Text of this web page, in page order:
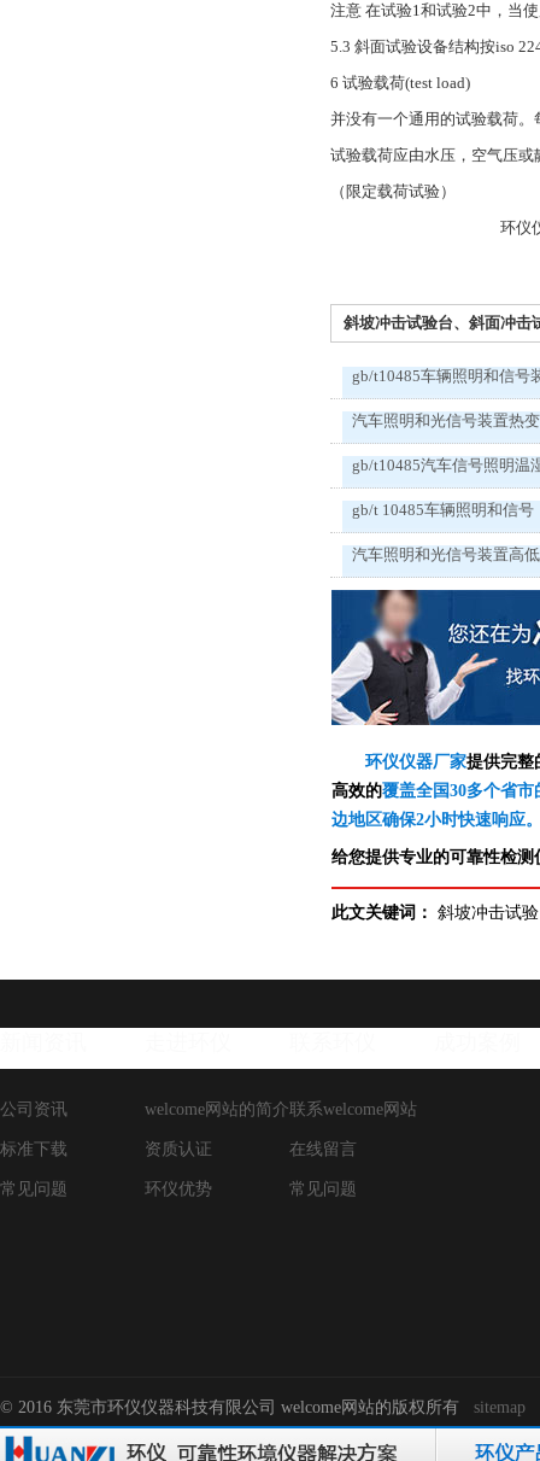
注意 在试验1和试验2中，当
5.3 斜面试验设备结构按iso
6 试验载荷(test load)
并没有一个通用的试验载荷
试验载荷应由水压，空气压
（限定载荷试验）
环仪仪器科技有
斜坡冲击试验台、斜面冲击
gb/t10485车辆照明和信号
汽车照明和光信号装置热
gb/t10485汽车信号照明温
gb/t 10485车辆照明和信号
汽车照明和光信号装置高
环仪仪器厂家提供完整
高效的覆盖全国30多个省
边地区确保2小时快速响应
给您提供专业的可靠性检测
此文关键词： 斜坡冲击试
公司资讯
标准下载
常见问题
welcome网站的简介
资质认证
环仪优势
联系welcome网站
在线留言
常见问题
© 2016 东莞市环仪仪器科技有限公司 welcome网站的版权所有 sitemap
-->